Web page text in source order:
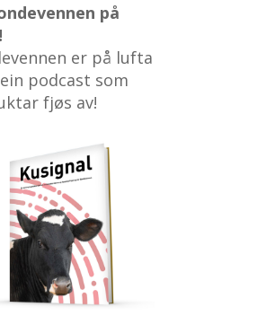
på
er på lufta
podcast som
fjøs av!